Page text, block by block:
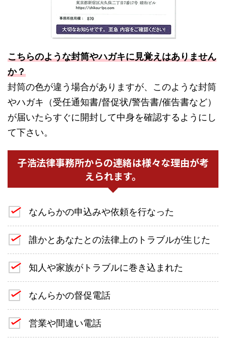
こちらのような封筒やハガキに見覚えはありません
か？
封筒の色が違う場合がありますが、このような封筒
やハガキ（受任通知書/督促状/警告書/催告書など）
が届いたらすぐに開封して中身を確認するようにし
て下さい。
子浩法律事務所からの連絡は様々な理由が考
えられます。
なんらかの申込みや依頼を行なった
誰かとあなたとの法律上のトラブルが生じた
知人や家族がトラブルに巻き込まれた
なんらかの督促電話
営業や間違い電話